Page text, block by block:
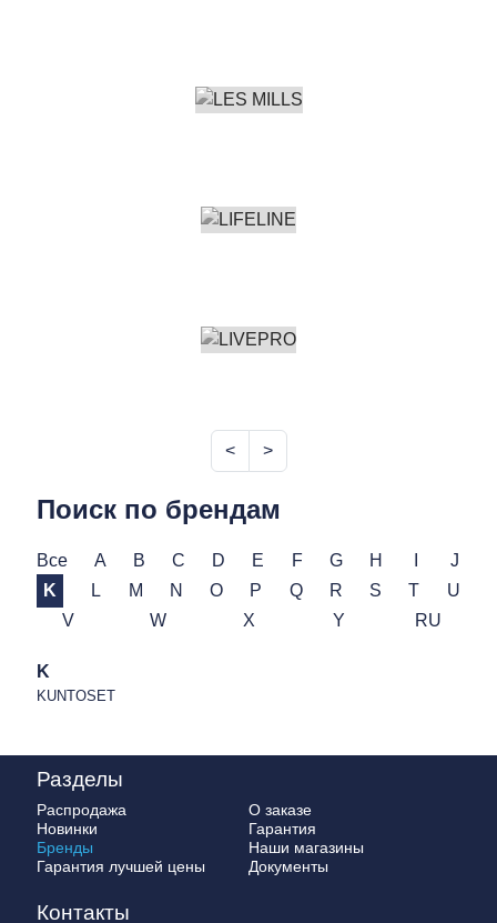
< >
Поиск по брендам
Все A B C D E F G H
J
K
L M N O P Q R S T
U
V
W X Y RU
K
KUNTOSET
Разделы
Распродажа
Новинки
Бренды
Гарантия лучшей цены
О заказе
Гарантия
Наши магазины
Документы
Контакты